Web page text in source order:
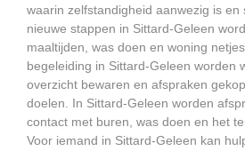
waarin zelfstandigheid aanwezig is en
nieuwe stappen in Sittard-Geleen
maaltijden, was doen en woning
begeleiding in Sittard-Geleen worden
overzicht bewaren en afspraken
doelen. In Sittard-Geleen worden
contact met buren, was doen en het
Voor iemand in Sittard-Geleen kan